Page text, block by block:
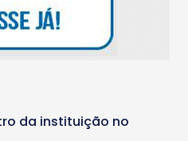
da instituição no